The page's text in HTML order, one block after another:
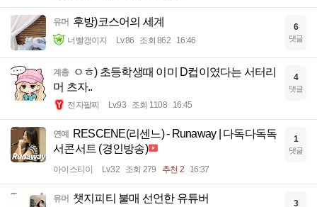
유머 후방)코스어의 세계
너빨갱이지 Lv.86 조회 862 16:46
6
댓글
계층
ㅇㅎ) 초등학생때 이미 D컵이였다는 서터리
머 츠자..
전자팔찌 Lv.93 조회 1108 16:45
4
댓글
연예
RESCENE(리센느) - Runaway | 다독다독독
서콘서트 (경인방송)
아이스티이 Lv.32 조회 279 추천 2 16:37
1
댓글
유머 챗지피티 불매 선언한 유튜버 3